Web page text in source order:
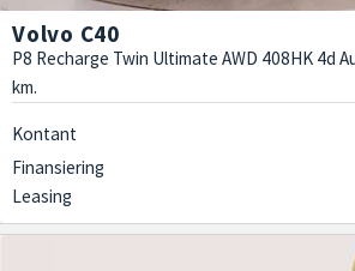
Volvo C40
P8 Recharge Twin Ultimate AWD 408HK 4d
km.
Kontant
Finansiering
Leasing